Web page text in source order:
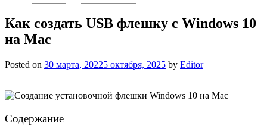
Как создать USB флешку с Windows 10
на Mac
Posted on 30 марта, 20225 октября, 2025 by Editor
Содержание